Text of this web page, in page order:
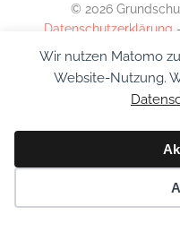
Wir nutzen Matomo
Website-Nutzung.
© 2026
Datenschutzerklärung -